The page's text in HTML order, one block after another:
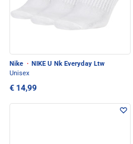
Nike · NIKE U Nk Everyday Ltw
Unisex
€ 14,99